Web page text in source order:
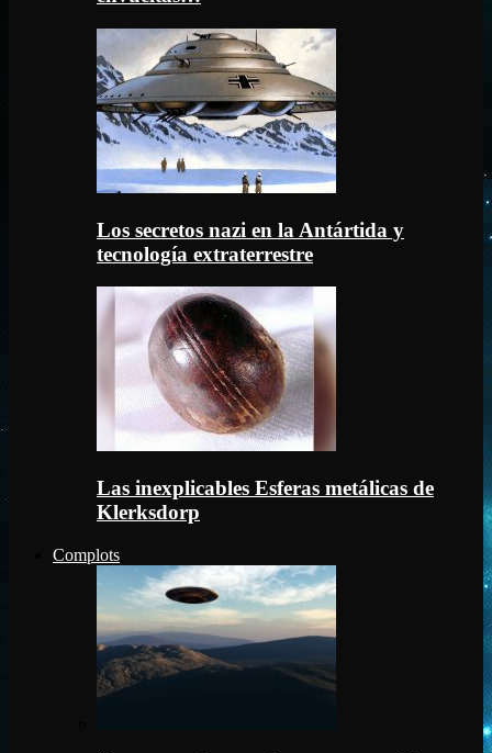
Los secretos nazi en la Antártida y
tecnología extraterrestre
Las inexplicables Esferas metálicas de
Klerksdorp
Complots